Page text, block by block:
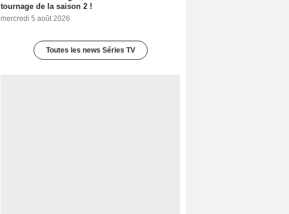
tournage de la saison 2 !
mercredi 5 août 2026
Toutes les news Séries TV